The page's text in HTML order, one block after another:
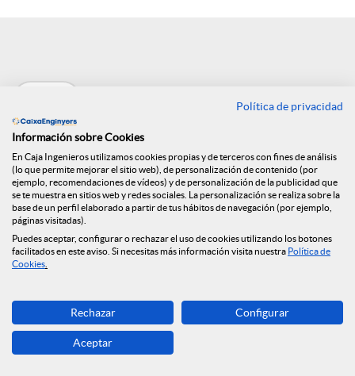
n
R
e
d
e
Entrevista a Félix
Masjuan en El
Economista
Política de privacidad
Información sobre Cookies
En Caja Ingenieros utilizamos cookies propias y de terceros con fines de análisis
(lo que permite mejorar el sitio web), de personalización de contenido (por
ejemplo, recomendaciones de vídeos) y de personalización de la publicidad que
se te muestra en sitios web y redes sociales. La personalización se realiza sobre la
base de un perfil elaborado a partir de tus hábitos de navegación (por ejemplo,
páginas visitadas).
Puedes aceptar, configurar o rechazar el uso de cookies utilizando los botones
facilitados en este aviso. Si necesitas más información visita nuestra Política de
Cookies
Rechazar Configurar
Aceptar